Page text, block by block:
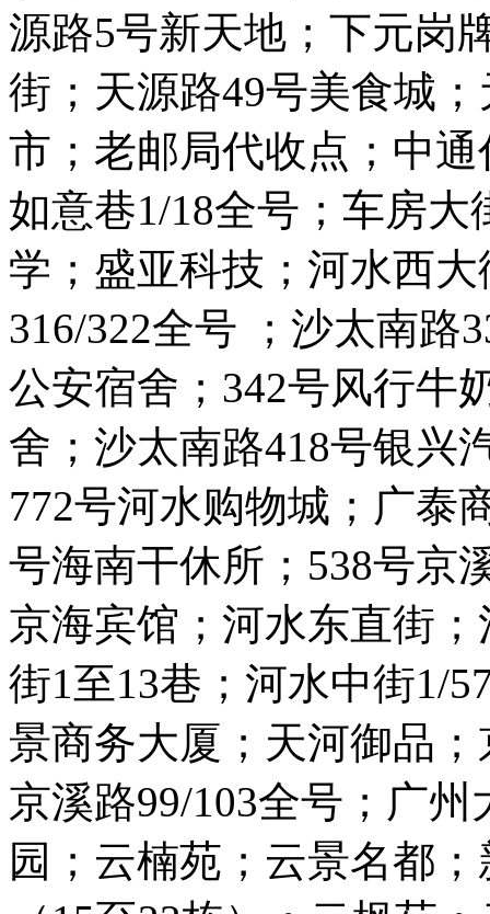
源路5号新天地；下元岗
街；天源路49号美食城
市；老邮局代收点；中
如意巷1/18全号；车房大
学；盛亚科技；河水西
316/322全号 ；沙太南路
公安宿舍；342号风行牛
舍；沙太南路418号银兴
772号河水购物城；广泰
号海南干休所；538号京
京海宾馆；河水东直街
街1至13巷；河水中街1/
景商务大厦；天河御品
京溪路99/103全号；广
园；云楠苑；云景名都